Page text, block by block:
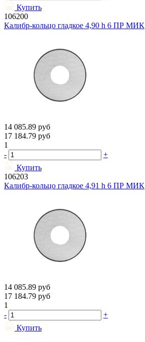
Купить
106200
Калибр-кольцо гладкое 4,90 h 6 ПР МИК
14 085.89 руб
17 184.79 руб
1
-
+
Купить
106203
Калибр-кольцо гладкое 4,91 h 6 ПР МИК
14 085.89 руб
17 184.79 руб
1
-
+
Купить